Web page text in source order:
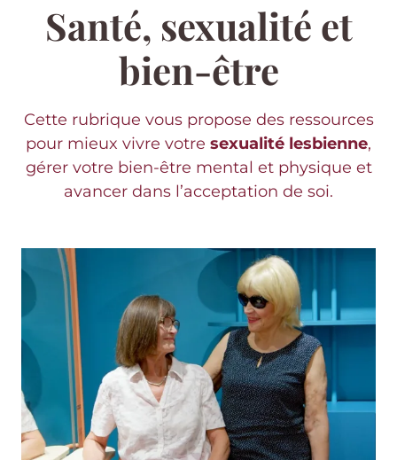
Santé, sexualité et
bien-être
Cette rubrique vous propose des ressources
pour mieux vivre votre sexualité lesbienne,
gérer votre bien-être mental et physique et
avancer dans l’acceptation de soi.